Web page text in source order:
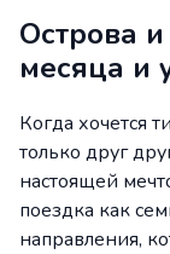
Острова
месяца и
Когда хочется
только друг
настоящей
поездка как
направления,